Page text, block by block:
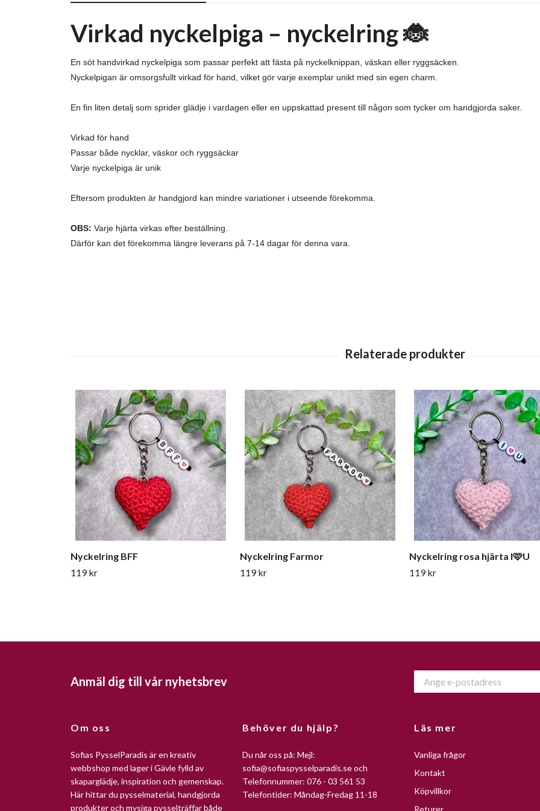
Virkad nyckelpiga – nyckelring 🐞
En söt handvirkad nyckelpiga som passar perfekt att fästa på nyckelknippan, väskan eller ryggsäcken.
Nyckelpigan är omsorgsfullt virkad för hand, vilket gör varje exemplar unikt med sin egen charm.
En fin liten detalj som sprider glädje i vardagen eller en uppskattad present till någon som tycker om handgjorda saker.
Virkad för hand
Passar både nycklar, väskor och ryggsäckar
Varje nyckelpiga är unik
Eftersom produkten är handgjord kan mindre variationer i utseende förekomma.
OBS: Varje hjärta virkas efter beställning.
Därför kan det förekomma längre leverans på 7-14 dagar för denna vara.
Nyckelring BFF
119 kr
Nyckelring Farmor
119 kr
Nyckelring rosa hjärta I🩷U
119 kr
Anmäl dig till vår nyhetsbrev
Om oss
Sofias PysselParadis är en kreativ
webbshop med lager i Gävle fylld av
skaparglädje, inspiration och gemenskap.
Här hittar du pysselmaterial, handgjorda
produkter och mysiga pysselträffar både
Behöver du hjälp?
Du når oss på: Mejl:
sofia@sofiaspysselparadis.seoch
Telefonnummer: 076 - 03 561 53
Telefontider: Måndag-Fredag 11-18
Läs mer
Vanliga frågor
Kontakt
Köpvillkor
Returer